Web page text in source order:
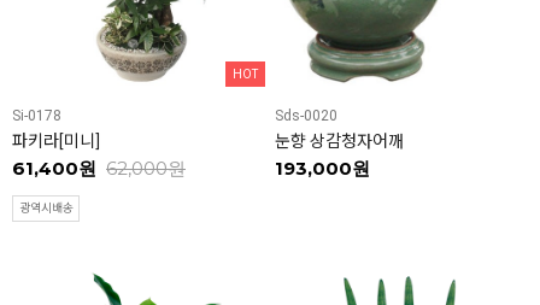
HOT
Si-0178
파키라[미니]
61,400원 62,000원
광역시배송
Sds-0020
눈향 상감청자어깨
193,000원